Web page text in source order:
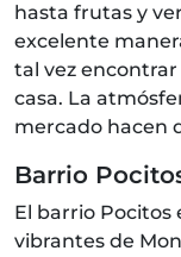
hasta frutas y
excelente
tal vez
casa. La
mercado hacen
Barrio
El barrio Pocitos
vibrantes de